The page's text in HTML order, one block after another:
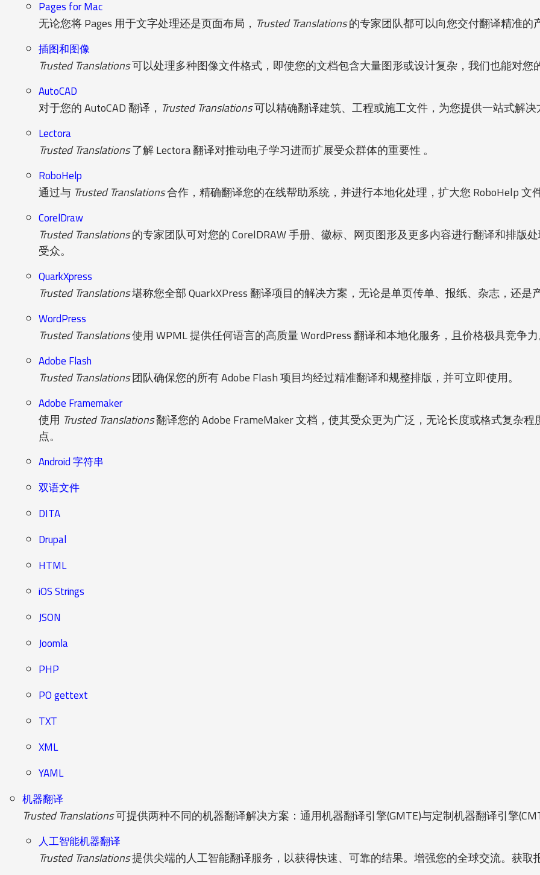
Pages for Mac
无论您将 Pages 用于文字处理还是页面布局， Trusted Translations的专家团队都可以向您交付翻译精准的
插图和图像
Trusted Translations可以处理多种图像文件格式，即使您的文档包含大量图形或设计复杂，我们也能对您
AutoCAD
对于您的 AutoCAD 翻译， Trusted Translations可以精确翻译建筑、工程或施工文件，为您提供一站式解决
Lectora
Trusted Translations了解 Lectora 翻译对推动电子学习进而扩展受众群体的重要性 。
RoboHelp
通过与 Trusted Translations合作，精确翻译您的在线帮助系统，并进行本地化处理，扩大您 RoboHelp 文
CorelDraw
Trusted Translations的专家团队可对您的 CorelDRAW 手册、徽标、网页图形及更多内容进行翻译和排版
受众。
QuarkXpress
Trusted Translations堪称您全部 QuarkXPress 翻译项目的解决方案，无论是单页传单、报纸、杂志，还是
WordPress
Trusted Translations使用 WPML 提供任何语言的高质量 WordPress 翻译和本地化服务，且价格极具竞争
Adobe Flash
Trusted Translations团队确保您的所有 Adobe Flash 项目均经过精准翻译和规整排版，并可立即使用。
Adobe Framemaker
使用 Trusted Translations翻译您的 Adobe FrameMaker 文档，使其受众更为广泛，无论长度或格式复杂
点。
Android 字符串
双语文件
DITA
Drupal
HTML
iOS Strings
JSON
Joomla
PHP
PO gettext
TXT
XML
YAML
机器翻译
Trusted Translations可提供两种不同的机器翻译解决方案：通用机器翻译引擎(GMTE)与定制机器翻译引擎
人工智能机器翻译
Trusted Translations提供尖端的人工智能翻译服务，以获得快速、可靠的结果。增强您的全球交流。获取